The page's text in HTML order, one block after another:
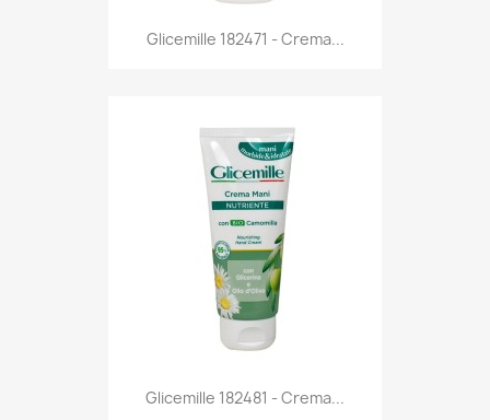
Anteprima
Glicemille 182471 - Crema...
Anteprima
Glicemille 182481 - Crema...